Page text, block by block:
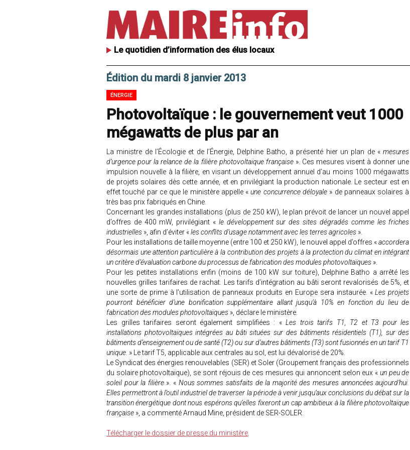
Le quotidien d’information des élus locaux
Édition du mardi 8 janvier 2013
ÉNERGIE
Photovoltaïque : le gouvernement veut 1000
mégawatts de plus par an
La ministre de l’Écologie et de l’Énergie, Delphine Batho, a présenté hier un plan de «mesures
d’urgence pour la relance de la filière photovoltaïque française». Ces mesures visent à donner une
impulsion nouvelle à la filière, en visant un développement annuel d’au moins 1000 mégawatts
de projets solaires dès cette année, et en privilégiant la production nationale. Le secteur est en
effet touché par ce que le ministère appelle «une concurrence déloyale» de panneaux solaires à
très bas prix fabriqués en Chine.
Concernant les grandes installations (plus de 250 kW), le plan prévoit de lancer un nouvel appel
d’offres de 400 mW, privilégiant « le développement sur des sites dégradés comme les friches
industrielles », afin d’éviter «les conflits d’usage notamment avec les terres agricoles ».
Pour les installations de taille moyenne (entre 100 et 250 kW), le nouvel appel d’offres «accordera
désormais une attention particulière à la contribution des projets à la protection du climat en intégrant
un critère d’évaluation carbone du processus de fabrication des modules photovoltaïques ».
Pour les petites installations enfin (moins de 100 kW sur toiture), Delphine Batho a arrêté les
nouvelles grilles tarifaires de rachat. Les tarifs d’intégration au bâti seront revalorisés de 5%, et
une sorte de prime à l’utilisation de panneaux produits en Europe sera instaurée. «Les projets
pourront bénéficier d’une bonification supplémentaire allant jusqu’à 10% en fonction du lieu de
fabrication des modules photovoltaïques », déclare le ministère.
Les grilles tarifaires seront également simplifiées : «Les trois tarifs T1, T2 et T3 pour les
installations photovoltaïques intégrées au bâti situées sur des bâtiments résidentiels (T1), sur des
bâtiments d’enseignement ou de santé (T2) ou sur d’autres bâtiments (T3) sont fusionnés en un tarif T1
unique. » Le tarif T5, applicable aux centrales au sol, est lui dévalorisé de 20%.
Le Syndicat des énergies renouvelables (SER) et Soler (Groupement français des professionnels
du solaire photovoltaïque), se sont réjouis de ces mesures qui annoncent selon eux « un peu de
soleil pour la filière». « Nous sommes satisfaits de la majorité des mesures annoncées aujourd’hui.
Elles permettront à l’outil industriel de traverser la période à venir jusqu’aux conclusions du débat sur la
transition énergétique dont nous espérons qu’elles fixeront un cap ambitieux à la filière photovoltaïque
française », a commenté Arnaud Mine, président de SER-SOLER.
Télécharger le dossier de presse du ministère